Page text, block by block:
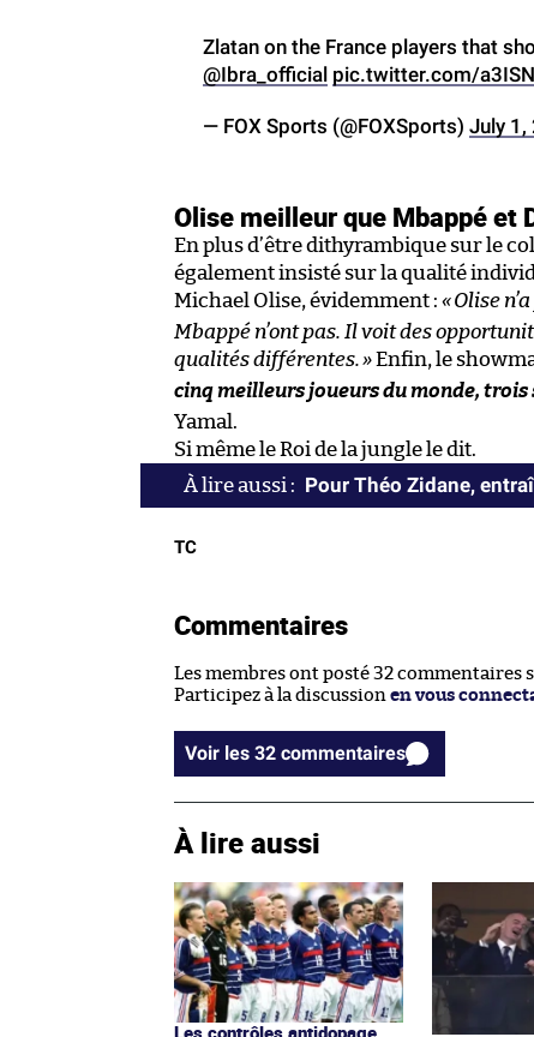
Zlatan on the France players that
@Ibra_official pic.twitter.com/
— FOX Sports (@FOXSports) July 1,
Olise meilleur que Mbappé et
En plus d’être dithyrambique sur le
également insisté sur la qualité
Michael Olise, évidemment : «Olise
Mbappé n’ont pas. Il voit des
qualités différentes.»Enfin, le
cinq meilleurs joueurs du monde,
Yamal.
Si même le Roi de la jungle le dit.
Pour Théo Zidane,
TC
Commentaires
Les membres ont posté 32 commentaires
Participez à la discussion en vous
Voir les 32 commentaires
À lire aussi